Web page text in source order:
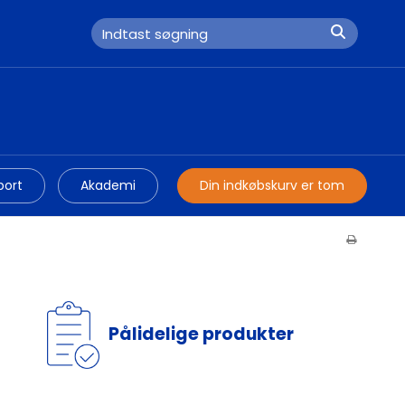
Akademi Din indkøbskurv er tom
Pålidelige produkter